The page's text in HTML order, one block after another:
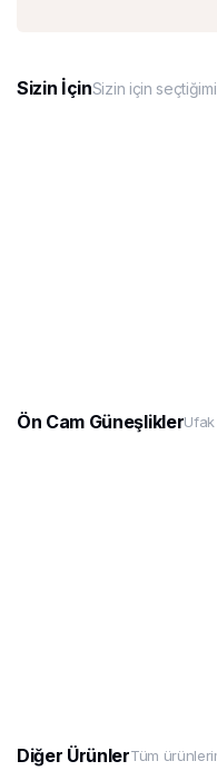
Sizin İçinSizin için
Ön Cam GüneşliklerUfak
Diğer ÜrünlerTüm